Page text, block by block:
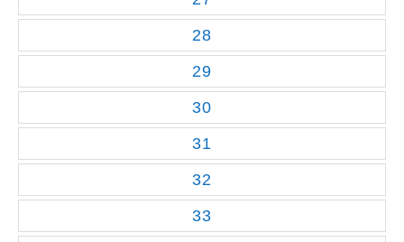
28
29
30
31
32
33